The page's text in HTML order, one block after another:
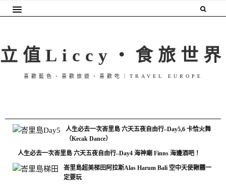
立值Liccy・食旅世界
喜歡藍色、喜歡旅遊、喜歡吃｜TRAVEL EUROPE
人生必去一次峇里島 六天五夜自由行–Day5,6 卡恰火舞
（Kecak Dance）
人生必去一次峇里島 六天五夜自由行–Day4 海神廟 Finns 海邊酒吧！
峇里島超美梯田阿拉斯Alas Harum Bali 空中天使鞦韆一
定要玩